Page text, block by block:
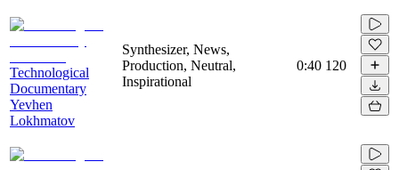
Technological
Documentary
Yevhen
Lokhmatov
Synthesizer, News,
Production, Neutral,
Inspirational
0:40 120